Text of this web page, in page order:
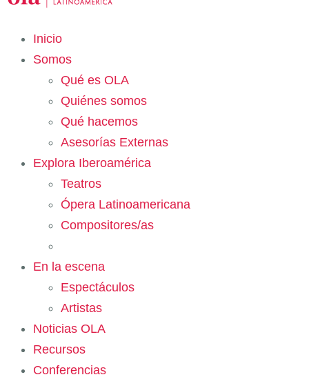
Inicio
Somos
Qué es OLA
Quiénes somos
Qué hacemos
Asesorías Externas
Explora Iberoamérica
Teatros
Ópera Latinoamericana
Compositores/as
En la escena
Espectáculos
Artistas
Noticias OLA
Recursos
Conferencias